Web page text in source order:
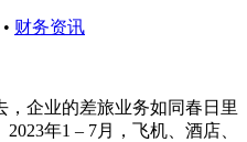
• 财务资讯
，企业的差旅业务如同春日里
年1 – 7月，飞机、酒店、